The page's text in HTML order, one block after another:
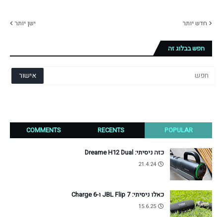
חדש יותר ישן יותר
חפש בבלוג זה
POPULAR
RECENTS
COMMENTS
כזה ניסיתי: Dreame H12 Dual
21.4.24
כאלו ניסיתי: JBL Flip 7 ו-Charge 6
15.6.25